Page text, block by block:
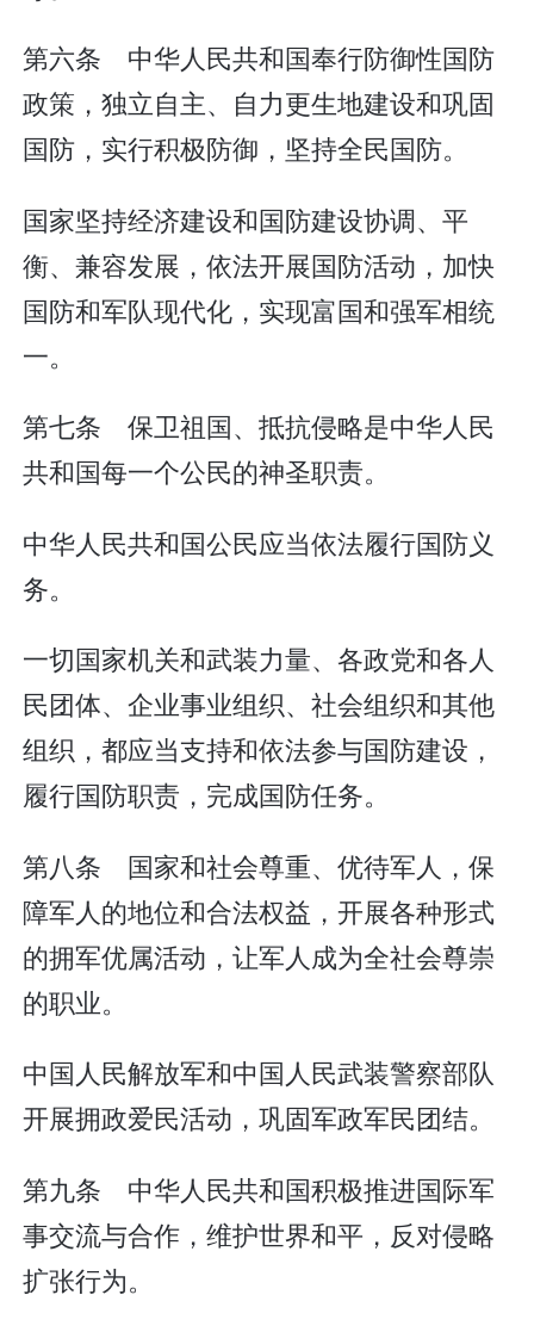
第六条 中华人民共和国奉行防御性国防
政策，独立自主、自力更生地建设和巩固
国防，实行积极防御，坚持全民国防。
国家坚持经济建设和国防建设协调、平
衡、兼容发展，依法开展国防活动，加快
国防和军队现代化，实现富国和强军相统
一。
第七条 保卫祖国、抵抗侵略是中华人民
共和国每一个公民的神圣职责。
中华人民共和国公民应当依法履行国防义
务。
一切国家机关和武装力量、各政党和各人
民团体、企业事业组织、社会组织和其他
组织，都应当支持和依法参与国防建设，
履行国防职责，完成国防任务。
第八条 国家和社会尊重、优待军人，保
障军人的地位和合法权益，开展各种形式
的拥军优属活动，让军人成为全社会尊崇
的职业。
中国人民解放军和中国人民武装警察部队
开展拥政爱民活动，巩固军政军民团结。
第九条 中华人民共和国积极推进国际军
事交流与合作，维护世界和平，反对侵略
扩张行为。